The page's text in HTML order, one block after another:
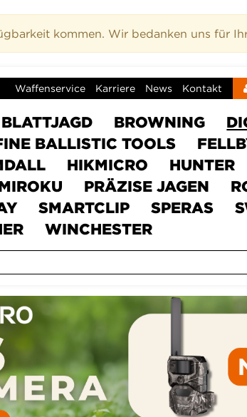
kommen. Wir bedanken uns für
Waffenservice Karriere News Kontakt
BLATTJAGD BROWNING
BALLISTIC TOOLS
HIKMICRO
HUNTER
PRÄZISE JAGEN
SMARTCLIP SPERAS
WINCHESTER